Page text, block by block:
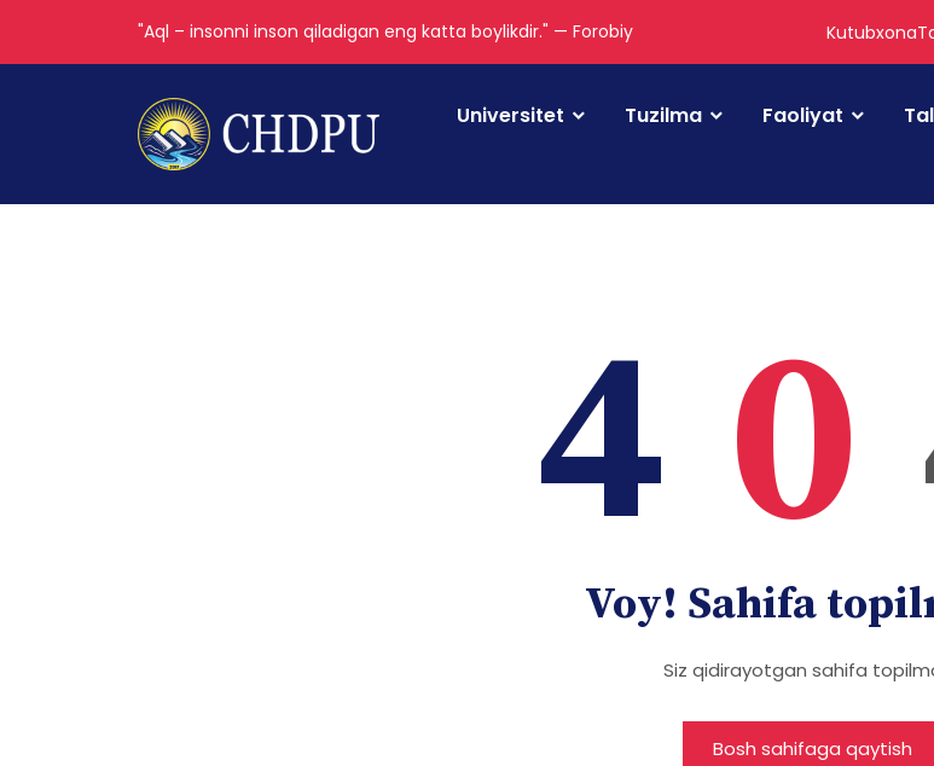
"Aql – insonni inson qiladigan eng katta boylikdir." — Forobiy Kutubxona
Universitet Tuzilma Faoliyat
4 0
Voy! Sahifa
Siz qidirayotgan sahifa
Bosh sahifaga qaytish